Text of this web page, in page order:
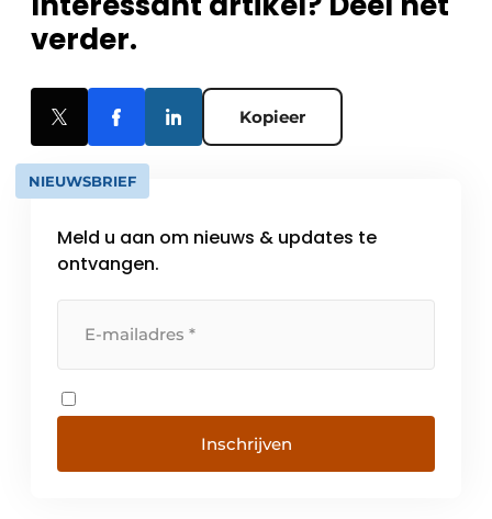
verder.
Kopieer
NIEUWSBRIEF
Meld u aan om nieuws & updates te
ontvangen.
Inschrijven